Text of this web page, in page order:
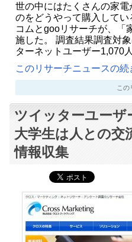
世の中にはたくさんの家
のをどうやって購入して
コムとgooリサーチが、「
施した。 調査結果調査対
ターネットユーザー1,070
このリサーチニュースの続
この
ツイッターユーザ
大学生は人との交
情報収集